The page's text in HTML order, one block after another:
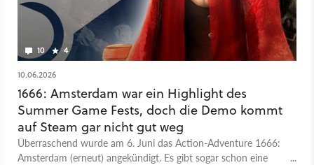
10 4
10.06.2026
1666: Amsterdam war ein Highlight des
Summer Game Fests, doch die Demo kommt
auf Steam gar nicht gut weg
Überraschend wurde am 6. Juni das Action-Adventure 1666:
Amsterdam (erneut) angekündigt. Es gibt sogar schon eine